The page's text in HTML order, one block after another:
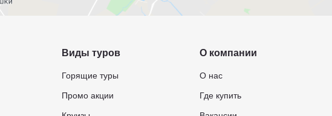
Виды туров
Горящие туры
Промо акции
О компании
О нас
Где купить